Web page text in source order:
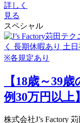
詳しく
見る
スペシャル
【18歳～39
例30万円以上
株式会社J’s Factory